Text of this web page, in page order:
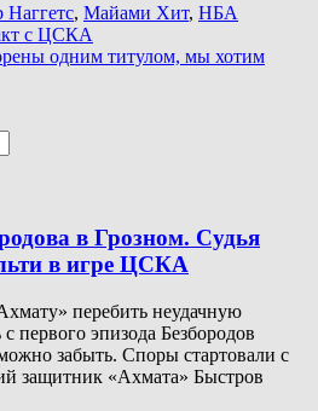
Наггетс, Майами Хит, НБА
с ЦСКА
одним титулом, мы хотим
в Грозном. Судья
в игре ЦСКА
перебить неудачную
первого эпизода Безбородов
забыть. Споры стартовали с
защитник «Ахмата» Быстров